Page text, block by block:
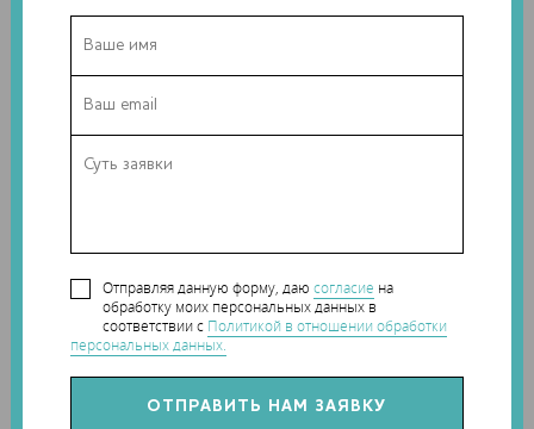
Отправляя данную форму, даюсогласие на
обработку моих персональных данных в
соответствии с Политикой в отношении обработки
персональных данных.
Рисунок 2. Рисунок ребенка для гравировки.
примерно 600х400 пикселей и отправлял в программу
в формат G-Code. Выставлял рекомендуемую